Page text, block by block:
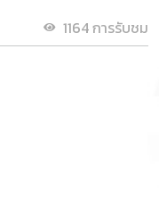
1164 การรับชม